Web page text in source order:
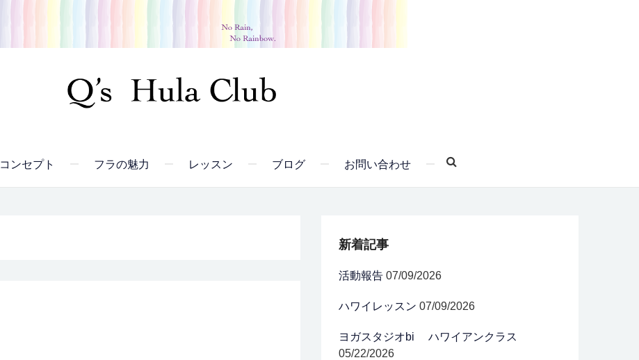
コンセプト フラの魅力 レッスン ブログ お問い合わせ
新着記事
活動報告 07/09/2026
ハワイレッスン 07/09/2026
ヨガスタジオbi ハワイアンクラス
05/22/2026